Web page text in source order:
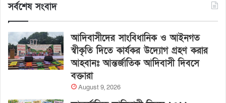
সর্বশেষ সংবাদ
আদিবাসীদের সাংবিধানিক ও আইনগত
স্বীকৃতি দিতে কার্যকর উদ্যোগ গ্রহণ করার
আহবানঃ আন্তর্জাতিক আদিবাসী দিবসে
বক্তারা
August 9, 2026